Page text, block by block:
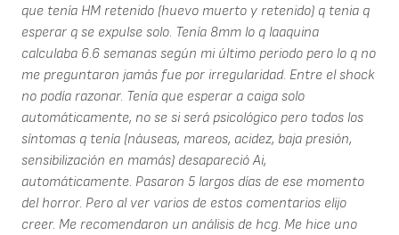
que tenía HM retenido (huevo muerto y retenido) q tenia q
esperar q se expulse solo. Tenía 8mm lo q laaquina
calculaba 6.6 semanas según mi último periodo pero lo q no
me preguntaron jamás fue por irregularidad. Entre el shock
no podía razonar. Tenía que esperar a caiga solo
automáticamente, no se si será psicológico pero todos los
síntomas q tenía (náuseas, mareos, acidez, baja presión,
sensibilización en mamás) desapareció Ai,
automáticamente. Pasaron 5 largos días de ese momento
del horror. Pero al ver varios de estos comentarios elijo
creer. Me recomendaron un análisis de hcg. Me hice uno